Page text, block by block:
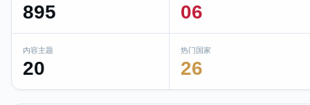
895 06
内容主题
20
热门国家
26